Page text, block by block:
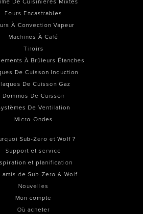
De Cuisinières Mixtes
Fours Encastrables
À Convection Vapeur
Machines À Café
Tiroirs
À Brûleurs Étanches
De Cuisson Induction
De Cuisson Gaz
Dominos De Cuisson
De Ventilation
Micro-Ondes
Sub-Zero et Wolf ?
Support et service
et planification
amis de Sub-Zero & Wolf
Nouvelles
Mon compte
Où acheter